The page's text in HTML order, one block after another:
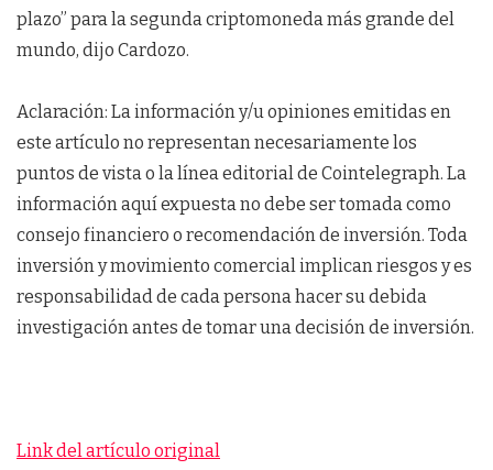
plazo” para la segunda criptomoneda más grande del
mundo, dijo Cardozo.
Aclaración: La información y/u opiniones emitidas en
este artículo no representan necesariamente los
puntos de vista o la línea editorial de Cointelegraph. La
información aquí expuesta no debe ser tomada como
consejo financiero o recomendación de inversión. Toda
inversión y movimiento comercial implican riesgos y es
responsabilidad de cada persona hacer su debida
investigación antes de tomar una decisión de inversión.
Link del artículo original